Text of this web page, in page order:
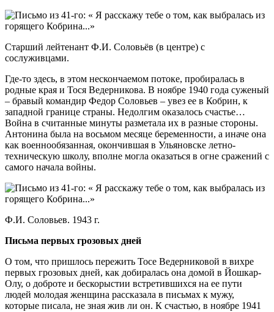
Старший лейтенант Ф.И. Соловьёв (в центре) с
сослуживцами.
Где-то здесь, в этом нескончаемом потоке, пробиралась в
родные края и Тося Ведерникова. В ноябре 1940 года суженый
– бравый командир Федор Соловьев – увез ее в Кобрин, к
западной границе страны. Недолгим оказалось счастье…
Война в считанные минуты разметала их в разные стороны.
Антонина была на восьмом месяце беременности, а иначе она
как военнообязанная, окончившая в Ульяновске летно-
техническую школу, вполне могла оказаться в огне сражений с
самого начала войны.
Ф.И. Соловьев. 1943 г.
Письма первых грозовых дней
О том, что пришлось пережить Тосе Ведерниковой в вихре
первых грозовых дней, как добиралась она домой в Йошкар-
Олу, о доброте и бескорыстии встретившихся на ее пути
людей молодая женщина рассказала в письмах к мужу,
которые писала, не зная жив ли он. К счастью, в ноябре 1941